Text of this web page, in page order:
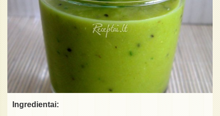
Ingredientai: